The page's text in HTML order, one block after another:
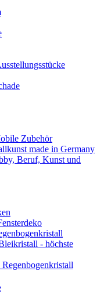
Zubehör
made in Germany
Beruf, Kunst und
- höchste